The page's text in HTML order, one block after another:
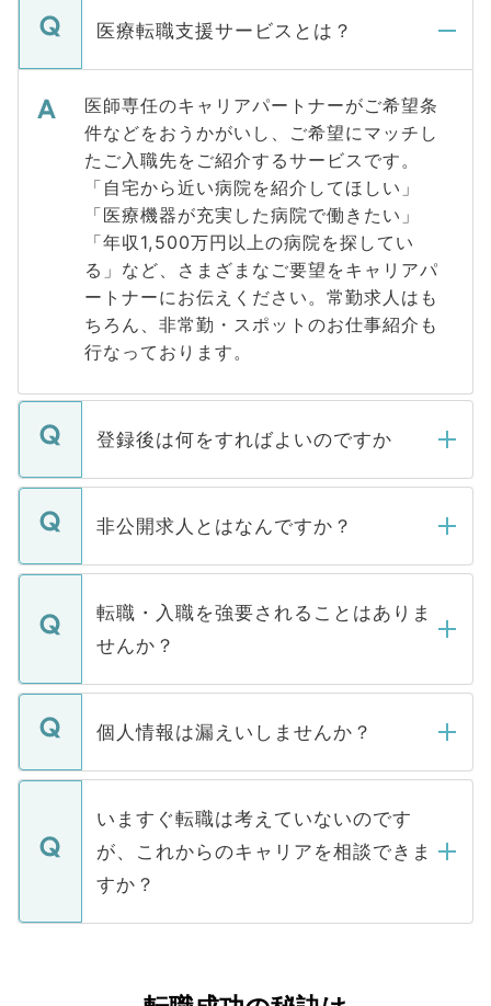
医療転職支援サービスとは？
医師専任のキャリアパートナーがご希望条
件などをおうかがいし、ご希望にマッチし
たご入職先をご紹介するサービスです。
「自宅から近い病院を紹介してほしい」
「医療機器が充実した病院で働きたい」
「年収1,500万円以上の病院を探してい
る」など、さまざまなご要望をキャリアパ
ートナーにお伝えください。常勤求人はも
ちろん、非常勤・スポットのお仕事紹介も
行なっております。
登録後は何をすればよいのですか
ご登録いただきましたら、弊社担当者がご
登録内容を確認し、その後メールもしくは
ます。通常、5営業日以内にはご連絡をせて
いただきますので、しばらくお待ちくださ
非公開求人とはなんですか？
マイナビDOCTORで取り扱っている求人の
うち約3割は、Webサイトからご覧いただ
けない「非公開求人」です。非公開求人は
下記の理由によって、一般には公開してい
ません。
■応募殺到を避けるため 人気のある医療機
関を公にしてしまうと、応募が殺到する場
に、医療機関が求める条件に合った人材の
みを人材紹介会社に依頼するケースが増え
ています。
転職・入職を強要されることはありま
せんか？
転職・入職を強要することは一切ありませ
ん。また、仮に応募先から内定をいただい
定を承諾する必要はありません。内定先へ
の辞退の連絡はキャリアパートナーが行い
個人情報は漏えいしませんか？
個人情報が漏えいすることはありませんの
で、ご安心ください。当サイトからの登録
などで収集したご登録者様の個人情報は、
ご本人のキャリアアップおよび転職活動の
支援を目的に使用いたします。お預かりし
ているすべての個人データはご本人の許可
いますぐ転職は考えていないのです
が、これからのキャリアを相談できま
すか？
かがいして、現在の医療機関の状況や紹介